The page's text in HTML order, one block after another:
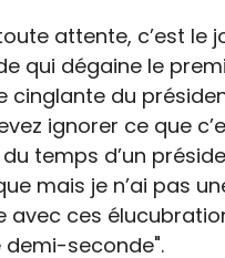
attente, c’est le
qui dégaine le
cinglante du
ignorer ce que
du temps d’un
mais je n’ai pas
avec ces
demi-seconde".